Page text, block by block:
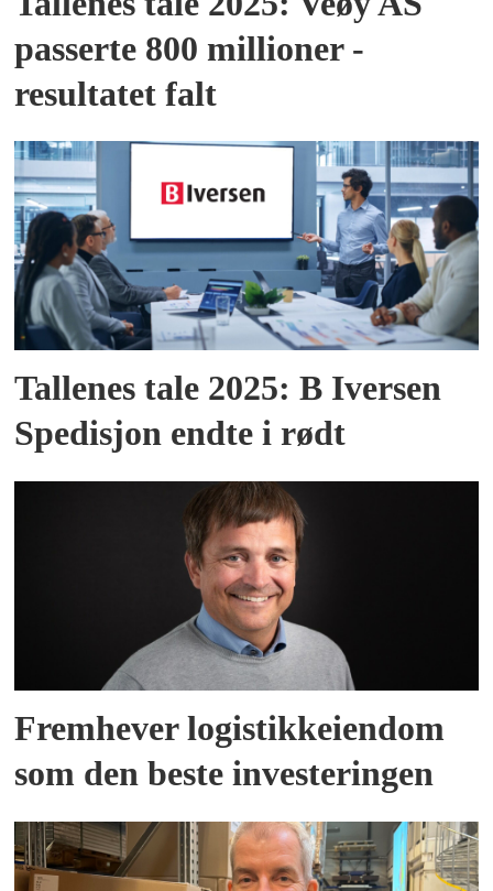
passerte 800 millioner -
resultatet falt
Tallenes tale 2025: B Iversen
Spedisjon endte i rødt
Fremhever logistikkeiendom
som den beste investeringen